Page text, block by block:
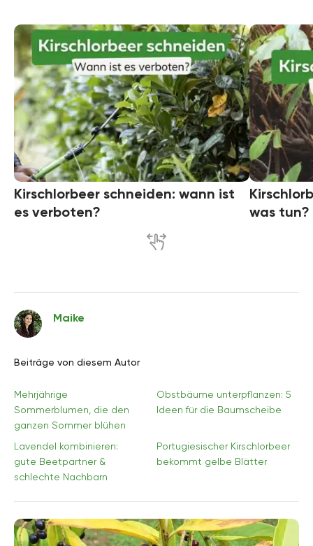
Kirschlorbeer schneiden: wann ist
es verboten?
was tun?
Maike
Beiträge von diesem Autor
Mehrjährige
Sommerblumen, die den
ganzen Sommer blühen
Obstbäume unterpflanzen: 5
Ideen für die Baumscheibe
Lavendel kombinieren:
gute Beetpartner &
schlechte Nachbarn
Portugiesischer Kirschlorbeer
bekommt gelbe Blätter